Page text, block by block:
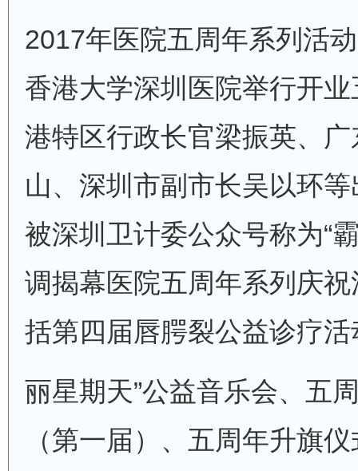
2017年医院五周年系列活
香港大学深圳医院举行开
港特区行政长官梁振英、
山、深圳市副市长吴以环
被深圳卫计委公众号称为“
调揭幕医院五周年系列庆
括第四届唇腭裂公益诊疗活
丽星期天”公益音乐会、五
（第一届）、五周年升旗